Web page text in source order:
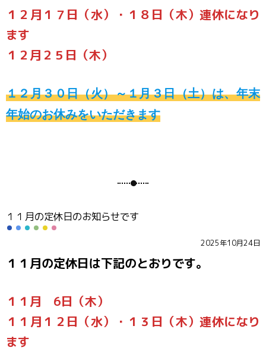
１２月１７日（水）・１８日（木）連休になり
ます
１２月２５日（木）
１２月３０日（火）～１月３日（土）は、年末
年始のお休みをいただきます
１１月の定休日のお知らせです
2025年10月24日
１１月の定休日は下記のとおりです。
１１月 6日（木）
１１月１２日（水）・１３日（木）連休になり
ます